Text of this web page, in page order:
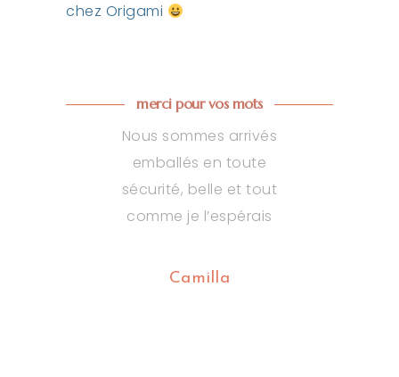
chez Origami
merci pour vos mots
Nous sommes arrivés
emballés en toute
sécurité, belle et tout
comme je l’espérais
Camilla